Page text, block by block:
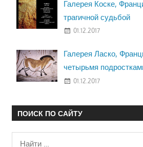
Галерея Коске,
трагичной судьбой
01.12.2017
Галерея Ласко,
четырьмя
01.12.2017
ПОИСК ПО САЙТУ